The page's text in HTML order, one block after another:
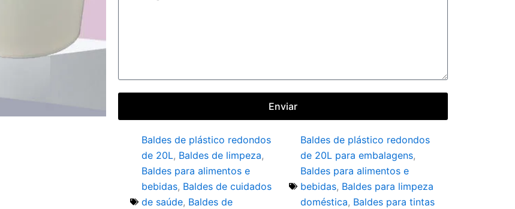
Enviar
Baldes de plástico redondos
de 20L, Baldes de limpeza,
Baldes para alimentos e
bebidas, Baldes de cuidados
de saúde, Baldes de
Baldes de plástico redondos
de 20L para embalagens,
Baldes para alimentos e
bebidas, Baldes para limpeza
doméstica, Baldes para tintas